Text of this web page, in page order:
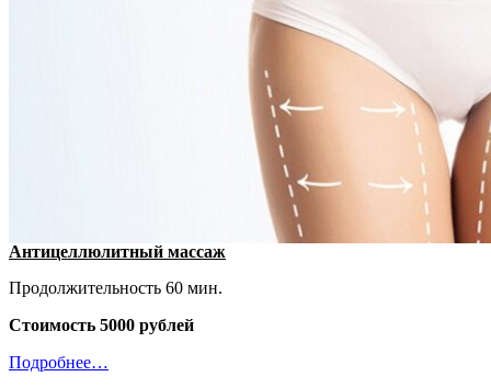
Антицеллюлитный массаж
Продолжительность 60 мин.
Стоимость 5000 рублей
Подробнее…